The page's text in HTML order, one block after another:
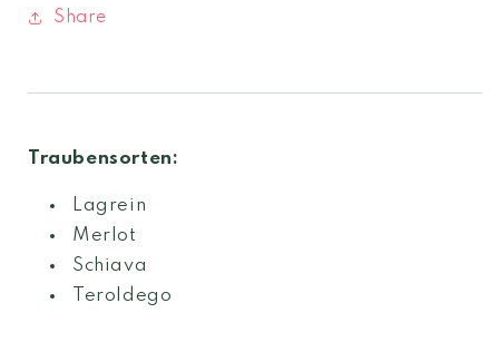
Share
Traubensorten:
Lagrein
Merlot
Schiava
Teroldego